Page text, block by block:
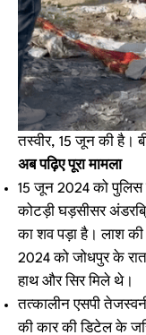
तस्वीर, 15 जून की है।
अब पढ़िए पूरा मामला
15 जून 2024 को पुलिस
कोटड़ी घड़सीसर
का शव पड़ा है। लाश
2024 को जोधपुर के
हाथ और सिर मिले थे।
तत्कालीन एसपी
की कार की डिटेल के